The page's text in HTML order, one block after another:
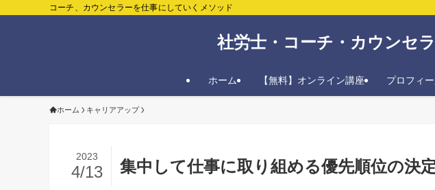
コーチ、カウンセラーを仕事にしていくメソッド
社労士・コーチ・カウンセ
ホーム 【無料】オンライン講座 プロフィ
ホーム キャリアアップ
集中して仕事に取り組める優先順位の決
2023
4/13